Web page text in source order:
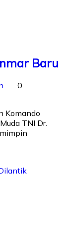
Baru
0
Komando
TNI Dr.